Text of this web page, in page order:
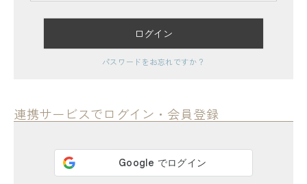
レディースボトムス
会員ステージ特典プログラムについて
ログイン
パスワードをお忘れですか？
連携サービスでログイン・会員登録